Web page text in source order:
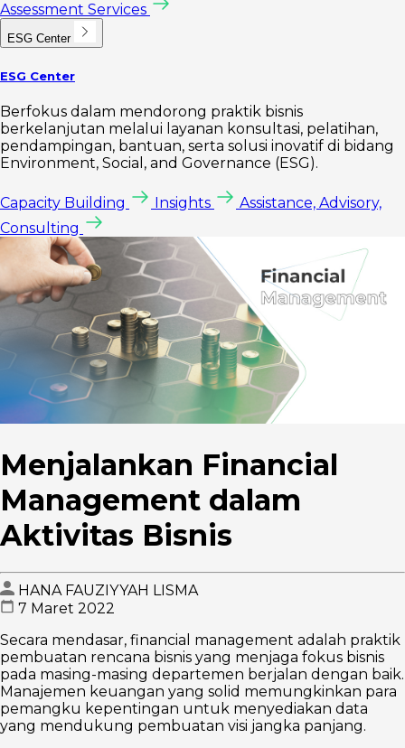
Assessment Services
ESG Center
ESG Center
Berfokus dalam mendorong praktik bisnis
berkelanjutan melalui layanan konsultasi, pelatihan,
pendampingan, bantuan, serta solusi inovatif di bidang
Environment, Social, and Governance (ESG).
Capacity Building Insights
Assistance, Advisory,
Consulting
Menjalankan Financial
Management dalam
Aktivitas Bisnis
HANA FAUZIYYAH LISMA
7 Maret 2022
Secara mendasar, financial management adalah praktik
pembuatan rencana bisnis yang menjaga fokus bisnis
pada masing-masing departemen berjalan dengan baik.
Manajemen keuangan yang solid memungkinkan para
pemangku kepentingan untuk menyediakan data
yang mendukung pembuatan visi jangka panjang.